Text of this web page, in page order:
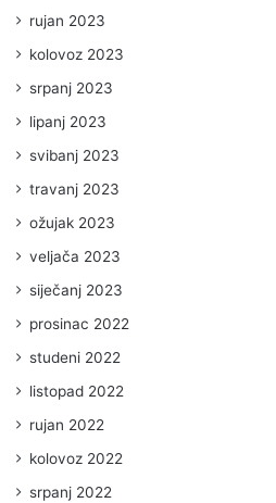
rujan 2023
kolovoz 2023
srpanj 2023
lipanj 2023
svibanj 2023
travanj 2023
ožujak 2023
veljača 2023
siječanj 2023
prosinac 2022
studeni 2022
listopad 2022
rujan 2022
kolovoz 2022
srpanj 2022